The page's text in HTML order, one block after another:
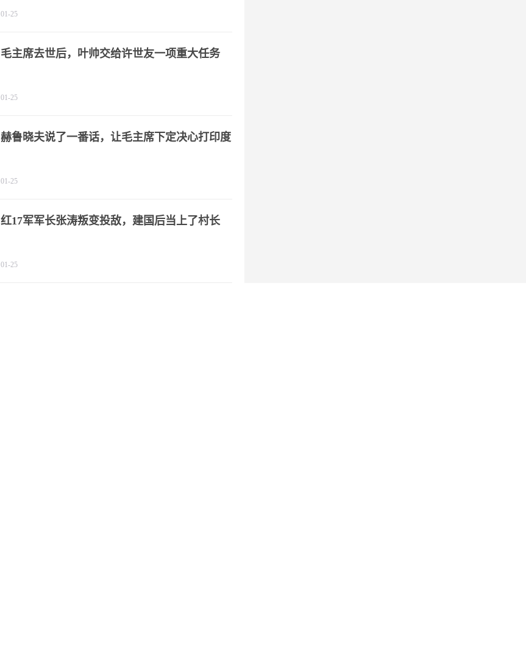
01-25
毛主席去世后，叶帅交给许世友一项重大任务
01-25
赫鲁晓夫说了一番话，让毛主席下定决心打印度
01-25
红17军军长张涛叛变投敌，建国后当上了村长
01-25